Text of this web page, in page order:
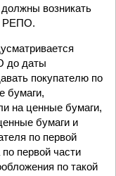
возникать
РЕПО.
до даты
покупателю по
бумаги,
на ценные бумаги,
бумаги и
по первой
первой части
по такой